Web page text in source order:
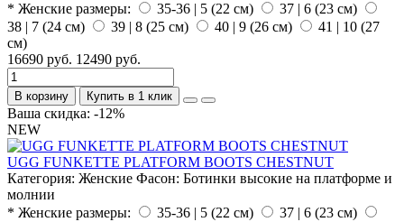
* Женские размеры:
35-36 | 5 (22 см)
37 | 6 (23 см)
38 | 7 (24 см)
39 | 8 (25 см) 40 | 9 (26 см)
41 | 10 (27
см)
16690 руб. 12490 руб.
В корзину Купить в 1 клик
Ваша скидка: -12%
NEW
UGG FUNKETTE PLATFORM BOOTS CHESTNUT
Категория: Женские Фасон: Ботинки высокие на платформе и
молнии
* Женские размеры:
35-36 | 5 (22 см)
37 | 6 (23 см)